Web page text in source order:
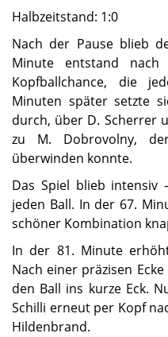
Halbzeitstand: 1:0
Nach der Pause blieb
Minute entstand
Kopfballchance, die
Minuten später setzte
durch, über D. Scherrer
zu M. Dobrovolny,
überwinden konnte.
Das Spiel blieb intensiv
jeden Ball. In der 67.
schöner Kombination
In der 81. Minute
Nach einer präzisen
den Ball ins kurze Eck.
Schilli erneut per Kopf
Hildenbrand.